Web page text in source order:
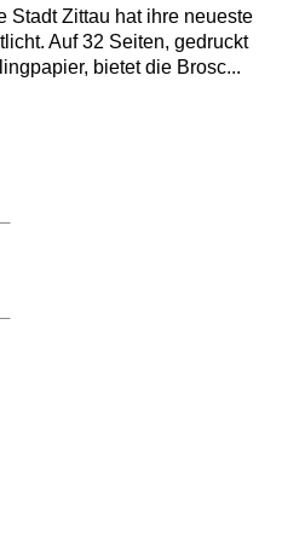
Stadt Zittau hat ihre neueste
Auf 32 Seiten, gedruckt
bietet die Brosc...